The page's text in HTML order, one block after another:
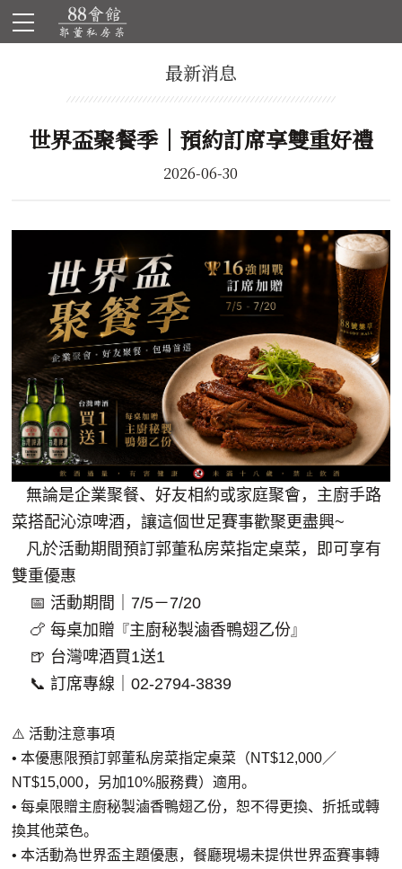
最新消息
世界盃聚餐季｜預約訂席享雙重好禮
2026-06-30
無論是企業聚餐、好友相約或家庭聚會，主廚手路
菜搭配沁涼啤酒，讓這個世足賽事歡聚更盡興~
凡於活動期間預訂郭董私房菜指定桌菜，即可享有
雙重優惠
📅 活動期間｜7/5－7/20
🍗 每桌加贈 『主廚秘製滷香鴨翅乙份』
🍺 台灣啤酒買1送1
📞 訂席專線｜02-2794-3839
⚠️ 活動注意事項
• 本優惠限預訂郭董私房菜指定桌菜（NT$12,000／
NT$15,000，另加10%服務費）適用。
• 每桌限贈主廚秘製滷香鴨翅乙份，恕不得更換、折抵或轉
換其他菜色。
• 本活動為世界盃主題優惠，餐廳現場未提供世界盃賽事轉